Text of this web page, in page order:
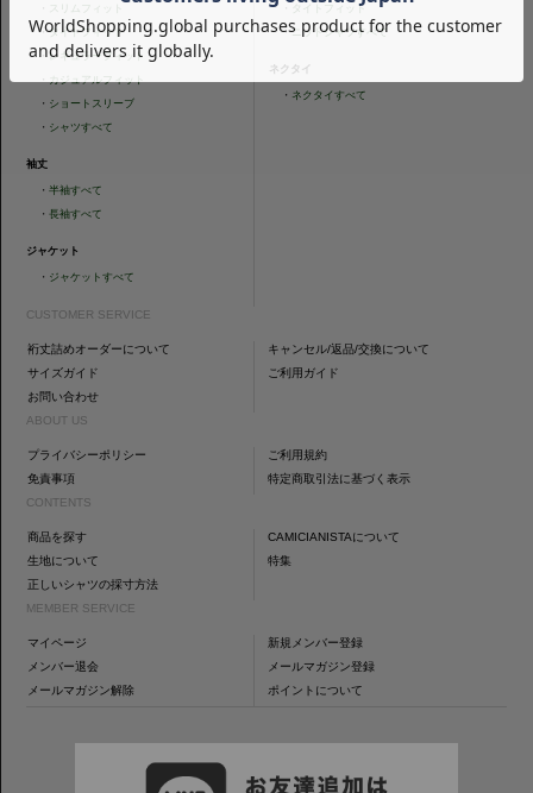
・
スリムフィット
・タイトフィット
・レギュラーフィット
・
カジュアルフィット
・ ショートスリーブ
・ シャツすべて
袖丈
・半袖すべて
・長袖すべて
ジャケット
・ ジャケットすべて
・
タイトフィット
・ニットシャツすべて
ネクタイ
・ ネクタイすべて
CUSTOMER SERVICE
裄丈詰めオーダーについて
キャンセル/返品/交換について
サイズガイド
ご利用ガイド
お問い合わせ
ABOUT US
プライバシーポリシー
ご利用規約
免責事項
特定商取引法に基づく表示
CONTENTS
商品を探す
CAMICIANISTAについて
生地について
特集
正しいシャツの採寸方法
MEMBER SERVICE
マイページ
新規メンバー登録
メンバー退会
メールマガジン登録
メールマガジン解除
ポイントについて